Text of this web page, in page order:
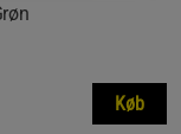
Køb